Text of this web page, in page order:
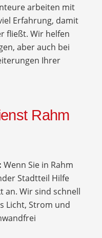
arbeiten mit
Erfahrung, damit
fließt. Wir helfen
aber auch bei
Ihrer
Rahm
Wenn Sie in Rahm
Stadtteil Hilfe
an. Wir sind schnell
Licht, Strom und